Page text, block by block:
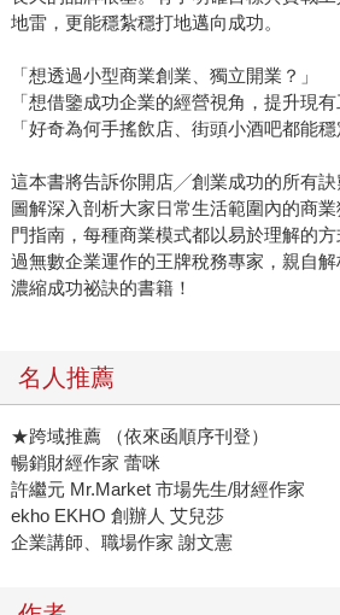
地雷，更能穩紮穩打地邁向成功。
「想透過小型商業創業、獨立開業？」
「想借鑒成功企業的經營視角，提升現有
「好奇為何手搖飲店、街頭小酒吧都能穩
這本書將告訴你開店╱創業成功的所有
圖解深入剖析大家日常生活範圍內的商
門指南，每種商業模式都以易於理解的
過無數企業運作的王牌稅務專家，親自
濃縮成功祕訣的書籍！
名人推薦
★跨域推薦 （依來函順序刊登）
暢銷財經作家 蕾咪
許繼元 Mr.Market 市場先生/財經作家
ekho EKHO 創辦人 艾兒莎
企業講師、職場作家 謝文憲